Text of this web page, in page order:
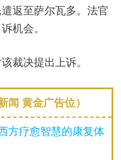
返至萨尔瓦多。法官
机会。
裁决提出上诉。
闻 黄金广告位）
方疗愈智慧的康复体